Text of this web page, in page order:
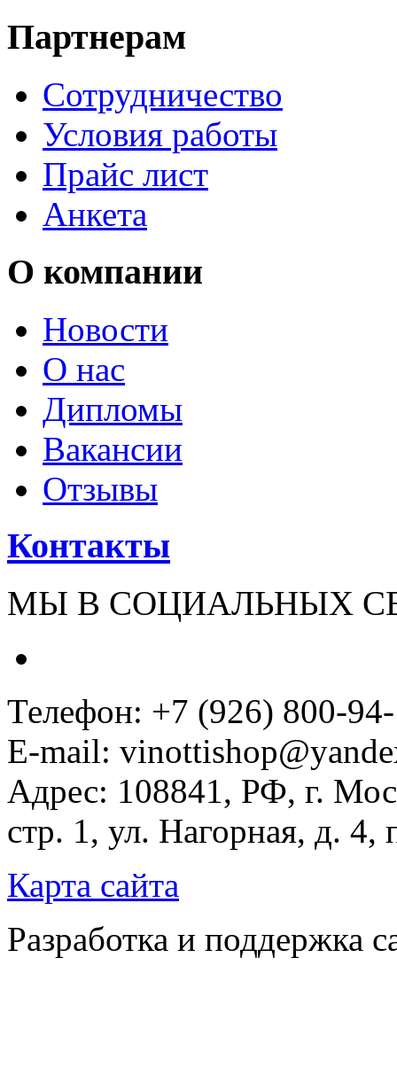
Партнерам
Сотрудничество
Условия работы
Прайс лист
Анкета
О компании
Новости
О нас
Дипломы
Вакансии
Отзывы
Контакты
МЫ В СОЦИАЛЬНЫХ
Телефон: +7 (926) 800-
E-mail:
Адрес: 108841, РФ, г.
стр. 1, ул. Нагорная, д.
Карта сайта
Разработка и поддержка